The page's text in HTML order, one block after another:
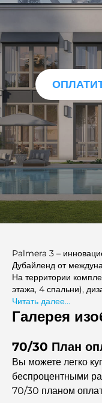
Palmera 3 –
Дубайленд от
На территории
этажа, 4 спальни),
специалисты c
предоставляет
недвижимость в
представлены в трех
Contemporary и
озерами, садами,
особняке
комната для
Читать далее...
Галерея
70/30 План
Вы можете легко
беспроцентными
70/30 планом